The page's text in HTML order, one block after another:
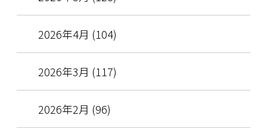
2026年4月 (104)
2026年3月 (117)
2026年2月 (96)